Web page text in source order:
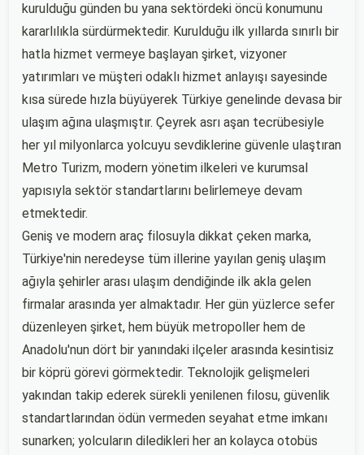
kurulduğu günden bu yana sektördeki öncü konumunu
kararlılıkla sürdürmektedir. Kurulduğu ilk yıllarda sınırlı bir
hatla hizmet vermeye başlayan şirket, vizyoner
yatırımları ve müşteri odaklı hizmet anlayışı sayesinde
kısa sürede hızla büyüyerek Türkiye genelinde devasa bir
ulaşım ağına ulaşmıştır. Çeyrek asrı aşan tecrübesiyle
her yıl milyonlarca yolcuyu sevdiklerine güvenle ulaştıran
Metro Turizm, modern yönetim ilkeleri ve kurumsal
yapısıyla sektör standartlarını belirlemeye devam
etmektedir.
Geniş ve modern araç filosuyla dikkat çeken marka,
Türkiye'nin neredeyse tüm illerine yayılan geniş ulaşım
ağıyla şehirler arası ulaşım dendiğinde ilk akla gelen
firmalar arasında yer almaktadır. Her gün yüzlerce sefer
düzenleyen şirket, hem büyük metropoller hem de
Anadolu'nun dört bir yanındaki ilçeler arasında kesintisiz
bir köprü görevi görmektedir. Teknolojik gelişmeleri
yakından takip ederek sürekli yenilenen filosu, güvenlik
standartlarından ödün vermeden seyahat etme imkanı
sunarken; yolcuların diledikleri her an kolayca otobüs